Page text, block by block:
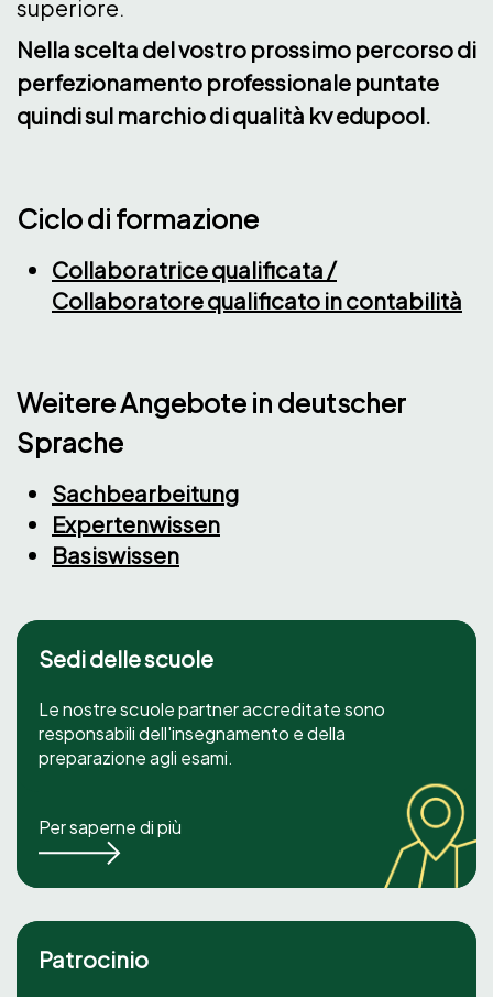
superiore.
Nella scelta del vostro prossimo percorso di
perfezionamento professionale puntate
quindi sul marchio di qualità kv edupool.
Ciclo di formazione
Collaboratrice qualificata /
Collaboratore qualificato in contabilità
Weitere Angebote in deutscher
Sprache
Sachbearbeitung
Expertenwissen
Basiswissen
Sedi delle scuole
Le nostre scuole partner accreditate sono
responsabili dell'insegnamento e della
preparazione agli esami.
Per saperne di più
Patrocinio